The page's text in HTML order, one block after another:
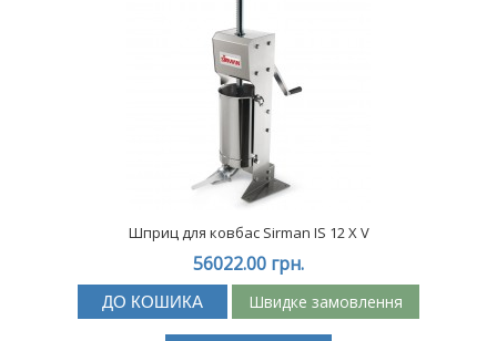
Шприц для ковбас Sirman IS 12 X V
56022.00 грн.
ДО КОШИКА Швидке замовлення